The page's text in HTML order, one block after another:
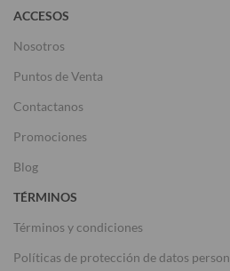
ACCESOS
Nosotros
Puntos de Venta
Contactanos
Promociones
Blog
TÉRMINOS
Términos y condiciones
Políticas de protección de datos